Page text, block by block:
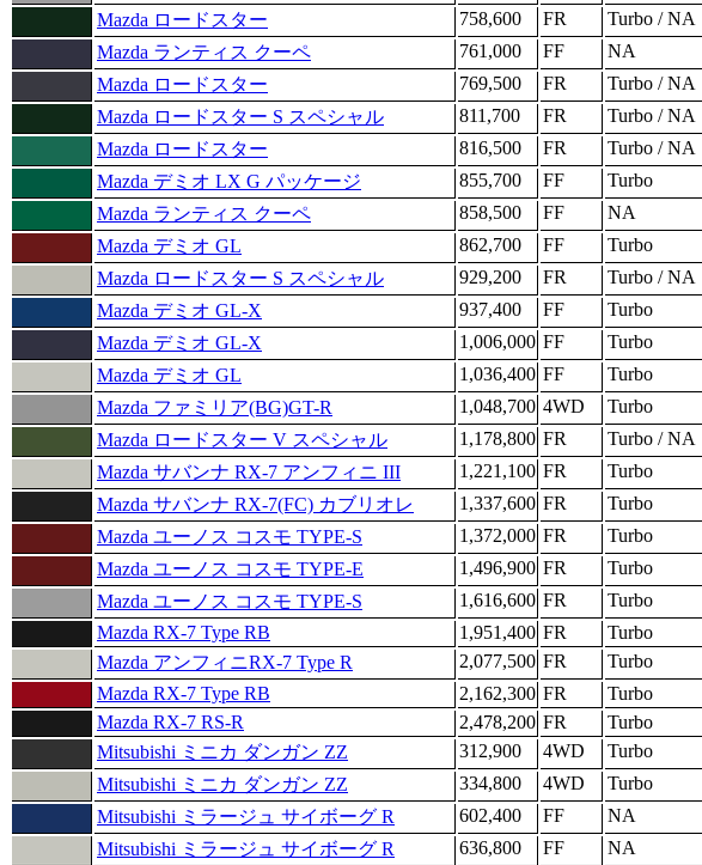
Mazda ロードスター
758,600 FR Turbo / NA
Mazda ランティス クーペ
761,000 FF NA
Mazda ロードスター
769,500 FR Turbo / NA
Mazda ロードスター S スペシャル
811,700 FR Turbo / NA
Mazda ロードスター
816,500 FR Turbo / NA
Mazda デミオ LX G パッケージ
855,700 FF Turbo
Mazda ランティス クーペ
858,500 FF NA
Mazda デミオ GL
862,700 FF Turbo
Mazda ロードスター S スペシャル
929,200 FR Turbo / NA
Mazda デミオ GL-X
937,400 FF Turbo
Mazda デミオ GL-X
1,006,000 FF Turbo
Mazda デミオ GL
1,036,400 FF Turbo
Mazda ファミリア(BG)GT-R
1,048,700 4WD Turbo
Mazda ロードスター V スペシャル
1,178,800 FR Turbo / NA
Mazda サバンナ RX-7 アンフィニ III
1,221,100 FR Turbo
Mazda サバンナ RX-7(FC) カブリオレ
1,337,600 FR Turbo
Mazda ユーノス コスモ TYPE-S
1,372,000 FR Turbo
Mazda ユーノス コスモ TYPE-E
1,496,900 FR Turbo
Mazda ユーノス コスモ TYPE-S
1,616,600 FR Turbo
Mazda RX-7 Type RB
1,951,400 FR Turbo
Mazda アンフィニRX-7 Type R
2,077,500 FR Turbo
Mazda RX-7 Type RB
2,162,300 FR Turbo
Mazda RX-7 RS-R
2,478,200 FR Turbo
Mitsubishi ミニカ ダンガン ZZ
312,900 4WD Turbo
Mitsubishi ミニカ ダンガン ZZ
334,800 4WD Turbo
Mitsubishi ミラージュ サイボーグ R
602,400 FF NA
Mitsubishi ミラージュ サイボーグ R
636,800 FF NA